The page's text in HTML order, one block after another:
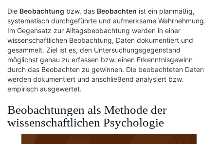
Die Beobachtung bzw. das Beobachten ist ein planmäßig,
systematisch durchgeführte und aufmerksame Wahrnehmung.
Im Gegensatz zur Alltagsbeobachtung werden in einer
wissenschaftlichen Beobachtung, Daten dokumentiert und
gesammelt. Ziel ist es, den Untersuchungsgegenstand
möglichst genau zu erfassen bzw. einen Erkenntnisgewinn
durch das Beobachten zu gewinnen. Die beobachteten Daten
werden dokumentiert und anschließend analysiert bzw.
empirisch ausgewertet.
Beobachtungen als Methode der
wissenschaftlichen Psychologie